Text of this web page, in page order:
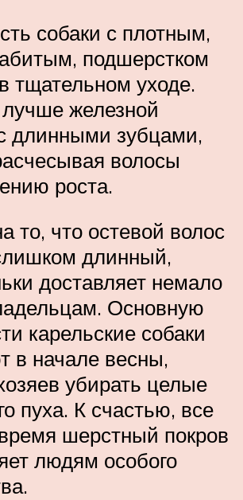
собаки с плотным,
подшерстком
тщательном уходе.
железной
длинными зубцами,
волосы
роста.
то, что остевой волос
длинный,
доставляет немало
Основную
карельские собаки
в начале весны,
убирать целые
пуха. К счастью, все
шерстный покров
людям особого